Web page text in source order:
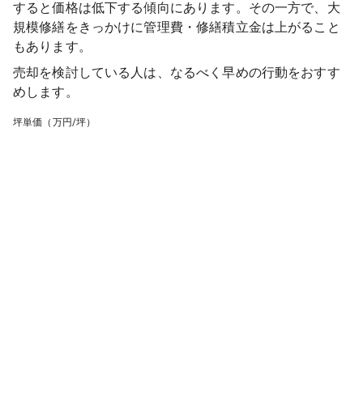
すると価格は低下する傾向にあります。その一方で、大
規模修繕をきっかけに管理費・修繕積立金は上がること
もあります。
売却を検討している人は、なるべく早めの行動をおすす
めします。
坪単価（万円/坪）